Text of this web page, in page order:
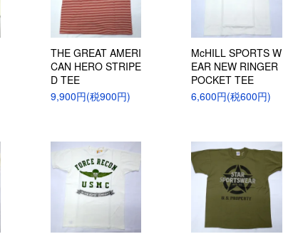
THE GREAT AMERI
CAN HERO STRIPE
D TEE
9,900円(税900円)
McHILL SPORTS W
EAR NEW RINGER
POCKET TEE
6,600円(税600円)